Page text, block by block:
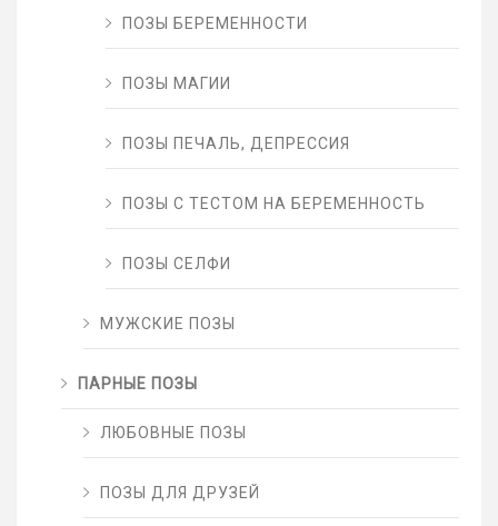
ПОЗЫ БЕРЕМЕННОСТИ
ПОЗЫ МАГИИ
ПОЗЫ ПЕЧАЛЬ, ДЕПРЕССИЯ
ПОЗЫ С ТЕСТОМ НА БЕРЕМЕННОСТЬ
ПОЗЫ СЕЛФИ
МУЖСКИЕ ПОЗЫ
ПАРНЫЕ ПОЗЫ
ЛЮБОВНЫЕ ПОЗЫ
ПОЗЫ ДЛЯ ДРУЗЕЙ